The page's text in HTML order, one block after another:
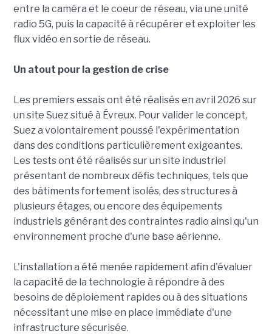
entre la caméra et le coeur de réseau, via une unité
radio 5G, puis la capacité à récupérer et exploiter les
flux vidéo en sortie de réseau.
Un atout pour la gestion de crise
Les premiers essais ont été réalisés en avril 2026 sur
un site Suez situé à Évreux. Pour valider le concept,
Suez a volontairement poussé l'expérimentation
dans des conditions particulièrement exigeantes.
Les tests ont été réalisés sur un site industriel
présentant de nombreux défis techniques, tels que
des bâtiments fortement isolés, des structures à
plusieurs étages, ou encore des équipements
industriels générant des contraintes radio ainsi qu'un
environnement proche d'une base aérienne.
L'installation a été menée rapidement afin d'évaluer
la capacité de la technologie à répondre à des
besoins de déploiement rapides ou à des situations
nécessitant une mise en place immédiate d'une
infrastructure sécurisée.